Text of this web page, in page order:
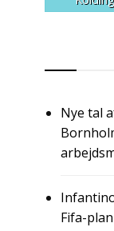
Nye tal
Fifa-plan